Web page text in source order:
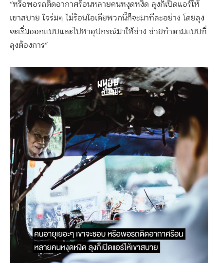
“หรือพอรถติดอากาศร้อนหลายคนหงุดหงิด ลุงก็เปิดแอร์ให้
เขาสบาย ใจร่มๆ ไม่ร้อนไอเดียพวกนี้ก็จะมาทีละอย่าง โดยลุง
จะเริ่มออกแบบและไปหาอุปกรณ์มาให้ช่าง ช่วยทำตามแบบที่
ลุงต้องการ”